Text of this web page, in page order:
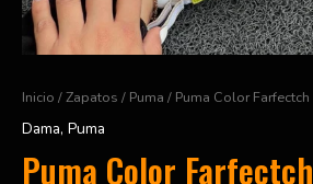
Inicio /Zapatos / Puma / Puma Color Farfectch
Dama, Puma
Puma Color Farfectch